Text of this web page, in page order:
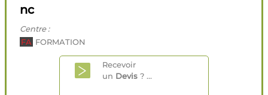
nc
Centre :
FA FORMATION
Recevoir
un Devis ? ...